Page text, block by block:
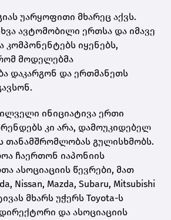
უარყოფითი მხარეც აქვს.
ავტომობილი ერთსა და იმავე
იყენებს,
მოდელებმა
დაკარგონ და ერთმანეთს
ინიციატივა ერთი
კი არა, დამოუკიდებელ
თანამშრომლობას გულისხმობს.
ჩაერთონ იაპონიის
ასოციაციის წევრები, მათ
Nissan, Mazda, Subaru, Mitsubishi
მხარს უჭერს Toyota-ს
და ასოციაციის